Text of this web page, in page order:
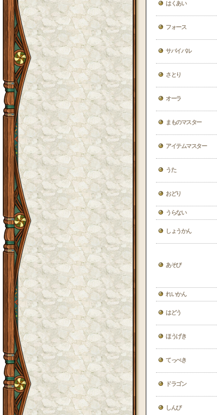
はくあい
フォース
サバイバル
さとり
オーラ
まものマスター
アイテムマスター
うた
おどり
うらない
しょうかん
あそび
れいかん
はどう
ほうげき
てっぺき
ドラゴン
しんぴ